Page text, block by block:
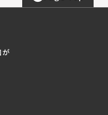
が